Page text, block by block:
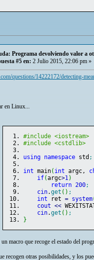
Programa devolviendo valor a
#5 en: 2 Julio 2015, 22:06 pm »
questions/14222172/detecting-
en Linux...
#include <iostream>
#include <cstdlib>
using
namespace std ;
int main( int argc,
if(argc>1)
return 200;
cin.get ( ) ;
int ret = system
cout <<
cin.get ( ) ;
}
macro que recoge el estado del
recogen otras posibilidades, y los